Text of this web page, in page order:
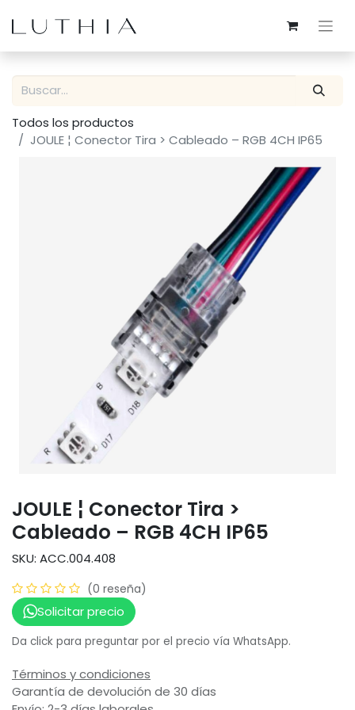
Todos los productos
JOULE ¦ Conector Tira > Cableado – RGB 4CH IP65
JOULE ¦ Conector Tira >
Cableado – RGB 4CH IP65
SKU: ACC.004.408
(0 reseña)
Solicitar precio
Da click para preguntar por el precio vía WhatsApp.
Términos y condiciones
Garantía de devolución de 30 días